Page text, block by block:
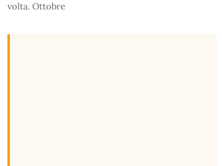
volta. Ottobre